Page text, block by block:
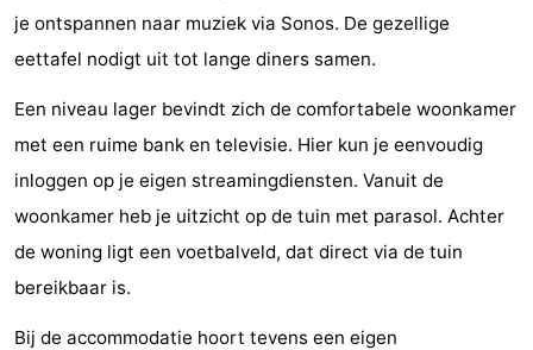
Molens
-
-
Rondvaarten
Speeltuinen
-
je ontspannen naar muziek via Sonos. De gezellige
eettafel nodigt uit tot lange diners samen.
Een niveau lager bevindt zich de comfortabele woonkamer
met een ruime bank en televisie. Hier kun je eenvoudig
inloggen op je eigen streamingdiensten. Vanuit de
woonkamer heb je uitzicht op de tuin met parasol. Achter
de woning ligt een voetbalveld, dat direct via de tuin
bereikbaar is.
Bij de accommodatie hoort tevens een eigen